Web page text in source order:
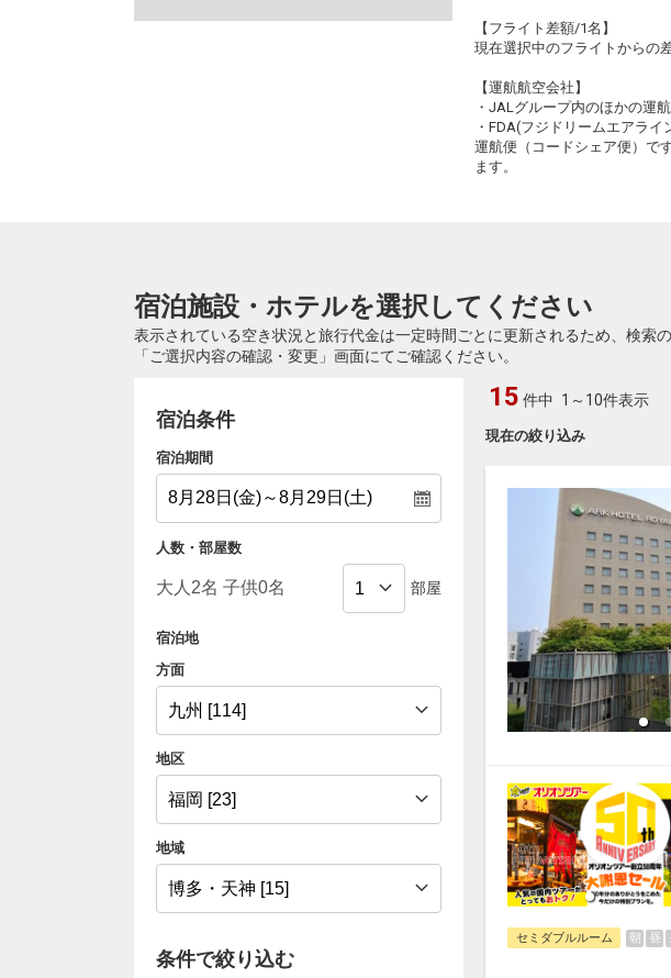
【フライト差額/1名】
現在選択中のフライトからの
【運航航空会社】
・JALグループ内のほかの運
・FDA(フジドリームエアラ
運航便（コードシェア便）で
ます。
宿泊施設・ホテルを選択してください
表示されている空き状況と旅行代金は一定時間ごとに更新されるため、検
「ご選択内容の確認・変更」画面にてご確認ください。
宿泊条件
宿泊期間
人数・部屋数
部屋
宿泊地
方面
地区
地域
条件で絞り込む
現在の絞り込み
15 件中 1～10件表示
セミダブルルーム 朝 昼